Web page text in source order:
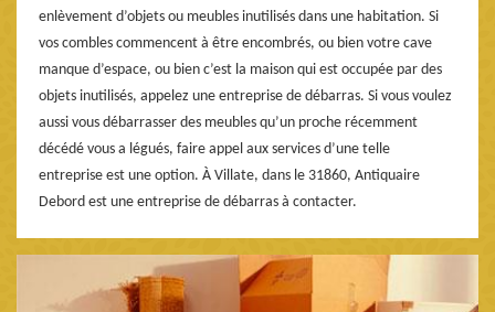
enlèvement d’objets ou meubles inutilisés dans une habitation. Si
vos combles commencent à être encombrés, ou bien votre cave
manque d’espace, ou bien c’est la maison qui est occupée par des
objets inutilisés, appelez une entreprise de débarras. Si vous voulez
aussi vous débarrasser des meubles qu’un proche récemment
décédé vous a légués, faire appel aux services d’une telle
entreprise est une option. À Villate, dans le 31860, Antiquaire
Debord est une entreprise de débarras à contacter.